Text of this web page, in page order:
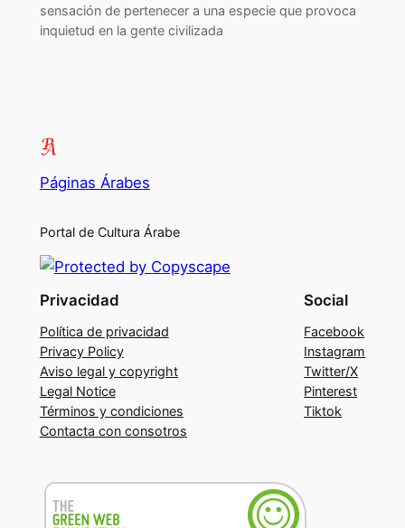
sensación de pertenecer a una especie que provoca
inquietud en la gente civilizada
Páginas Árabes
Portal de Cultura Árabe
Privacidad
Política de privacidad
Privacy Policy
Aviso legal y copyright
Legal Notice
Términos y condiciones
Contacta con consotros
Social
Facebook
Instagram
Twitter/X
Pinterest
Tiktok